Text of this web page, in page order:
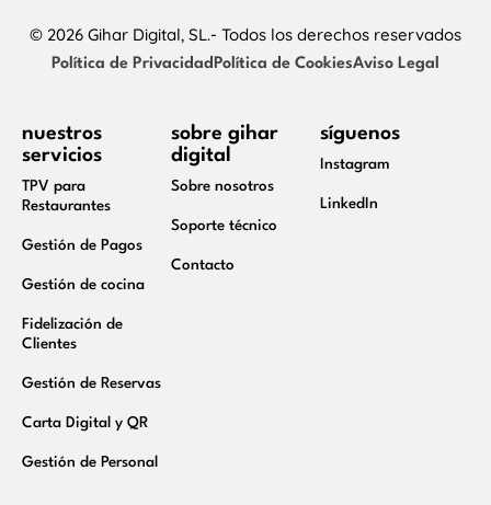
© 2026 Gihar Digital, SL.- Todos los derechos reservados
Política de PrivacidadPolítica de CookiesAviso Legal
nuestros
servicios
TPV para
Restaurantes
Gestión de Pagos
Gestión de cocina
Fidelización de
Clientes
Gestión de Reservas
Carta Digital y QR
Gestión de Personal
sobre gihar
digital
Sobre nosotros
Soporte técnico
Contacto
síguenos
Instagram
LinkedIn